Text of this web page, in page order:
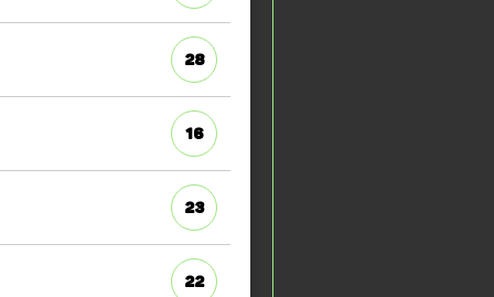
28
16
23
22